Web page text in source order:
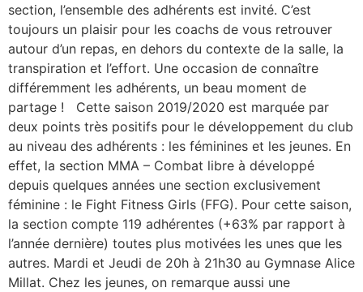
section, l’ensemble des adhérents est invité. C’est
toujours un plaisir pour les coachs de vous retrouver
autour d’un repas, en dehors du contexte de la salle, la
transpiration et l’effort. Une occasion de connaître
différemment les adhérents, un beau moment de
partage ! Cette saison 2019/2020 est marquée par
deux points très positifs pour le développement du club
au niveau des adhérents : les féminines et les jeunes. En
effet, la section MMA – Combat libre à développé
depuis quelques années une section exclusivement
féminine : le Fight Fitness Girls (FFG). Pour cette saison,
la section compte 119 adhérentes (+63% par rapport à
l’année dernière) toutes plus motivées les unes que les
autres. Mardi et Jeudi de 20h à 21h30 au Gymnase Alice
Millat. Chez les jeunes, on remarque aussi une